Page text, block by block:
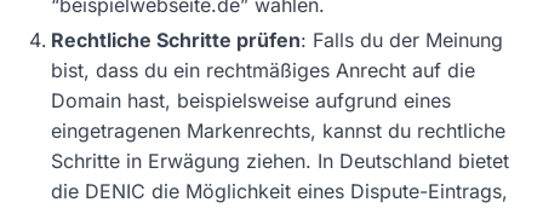
“beispielwebseite.de” wählen.
Rechtliche Schritte prüfen: Falls du der Meinung
bist, dass du ein rechtmäßiges Anrecht auf die
Domain hast, beispielsweise aufgrund eines
eingetragenen Markenrechts, kannst du rechtliche
Schritte in Erwägung ziehen. In Deutschland bietet
die DENIC die Möglichkeit eines Dispute-Eintrags,